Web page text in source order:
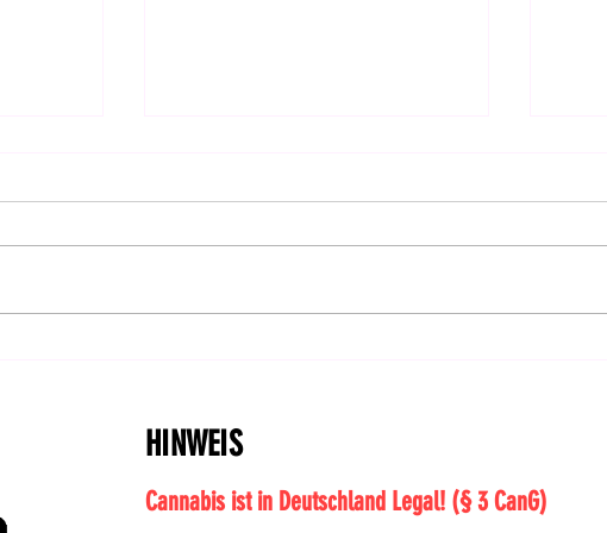
HINWEIS
Cannabis ist in Deutschland Legal! (§ 3 CanG)